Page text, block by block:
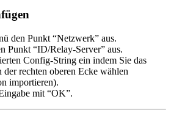
den Punkt “Netzwerk” aus.
Punkt “ID/Relay-Server” aus.
Config-String ein indem Sie das
rechten oberen Ecke wählen
importieren).
mit “OK”.